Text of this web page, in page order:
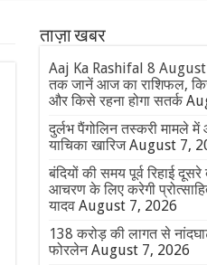
ताज़ा खबर
Aaj Ka Rashifal 8
तक जानें आज का राशिफल,
और किसे रहना होगा सतर्क
दुर्लभ पैंगोलिन तस्करी मामले में
याचिका खारिज August 7,
बंदियों की समय पूर्व रिहाई
आचरण के लिए करेगी
यादव August 7, 2026
138 करोड़ की लागत से
फोरलेन August 7, 2026